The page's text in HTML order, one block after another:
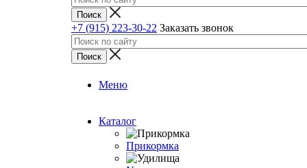
+7 (915) 223-30-22 Заказать звонок
Меню
Каталог
Прикормка